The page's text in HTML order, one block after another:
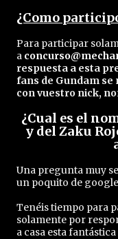
¿Como
Para participar
a
respuesta a esta
fans de Gundam
con vuestro nick,
¿Cual es el
y del Zaku
Una pregunta muy
un poquito de
Tenéis tiempo para
solamente por
a casa esta